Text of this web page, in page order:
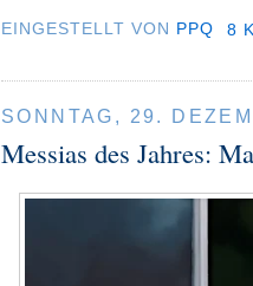
EINGESTELLT VON PPQ 8
SONNTAG, 29.
Messias des Jahres: